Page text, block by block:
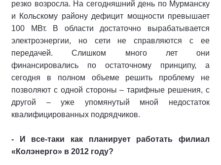
резко возросла. На сегодняшний день по Мурманску
и Кольскому району дефицит мощности превышает
100 МВт. В области достаточно вырабатывается
электроэнергии, но сети не справляются с ее
передачей. Слишком много лет они
финансировались по остаточному принципу, а
сегодня в полном объеме решить проблему не
позволяют с одной стороны – тарифные решения, с
другой – уже упомянутый мной недостаток
квалифицированных подрядчиков.
- И все-таки как планирует работать филиал
«Колэнерго» в 2012 году?